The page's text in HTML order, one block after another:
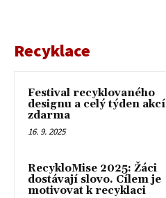
Recyklace
Festival recyklovaného
designu a celý týden akcí
zdarma
16. 9. 2025
RecykloMise 2025: Žáci
dostávají slovo. Cílem je
motivovat k recyklaci